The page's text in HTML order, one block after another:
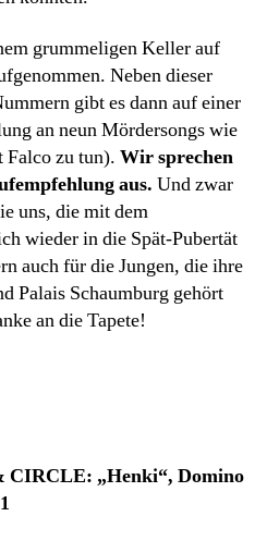
grummeligen Keller auf
Neben dieser
gibt es dann auf einer
an neun Mördersongs wie
Falco zu tun). Wir sprechen
aus. Und zwar
uns, die mit dem
wieder in die Spät-Pubertät
auch für die Jungen, die ihre
Palais Schaumburg gehört
an die Tapete!
CIRCLE: „Henki“, Domino